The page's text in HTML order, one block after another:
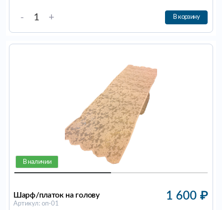
- + В корзину
В наличии
Шарф/платок на голову
Артикул: оп-01
1 600 ₽